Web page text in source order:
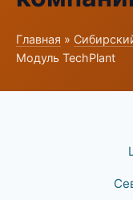
Главная »
Модуль TechPlant